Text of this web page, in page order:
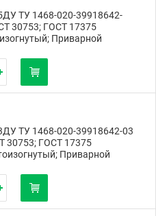
ТУ 1468-020-39918642-
30753; ГОСТ 17375
Приварной
ТУ 1468-020-39918642-03
30753; ГОСТ 17375
Приварной